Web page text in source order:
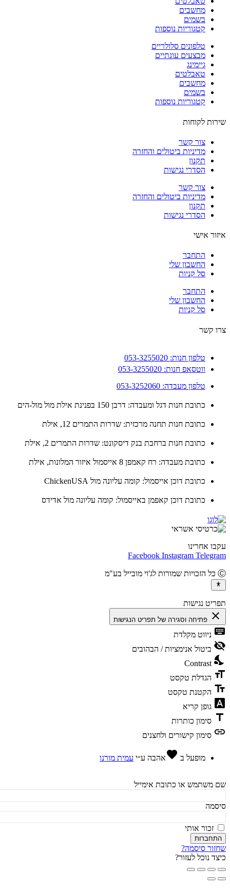
מחשבים
בשמים
קטגוריות נוספות
טלפונים סלולריים
מבצעים עונתיים
גיימינג
טאבלטים
מחשבים
בשמים
קטגוריות נוספות
לקוחות
צור קשר
מדיניות ביטולים והחזרה
תקנון
הסדרי נגישות
צור קשר
מדיניות ביטולים והחזרה
תקנון
הסדרי נגישות
אישי
התחבר
החשבון שלי
סל קניות
התחבר
החשבון שלי
סל קניות
קשר
טלפון חנות: 053-3255020
ווטסאפ חנות: 053-3255020
טלפון מעבדה: 053-3252060
כתובת חנות דגל ומעבדה: דרבן 150 בפנינת אילת מול מול-הים
כתובת חנות תחנה מרכזית: שדרות התמרים 12, אילת
כתובת חנות ברחבת בנק דיסקונט: שדרות התמרים 2, אילת
כתובת מעבדה: רח קאמפן 8 אייסמול איזור המלונות, אילת
כתובת דוכן אייסמול: קומה עליונה מול ChickenUSA
כתובת דוכן קאפמן באייסמול: קומה עליונה מול אדידס
אחרינו
Facebook Instagram
נגישות
פתיחה וסגירה של תפריט הנגישות
ניווט מקלדת
ביטול אנימציות / הבהובים
Contrast
הגדלת טקסט
הקטנת טקסט
גופן קריא
סימון כותרות
סימון קישורים ולחצנים
מופעל בfavorite אהבהע״י עמית מורנו
או כתובת אימייל
זכור אותי
סיסמה?
נוכל לעזור?